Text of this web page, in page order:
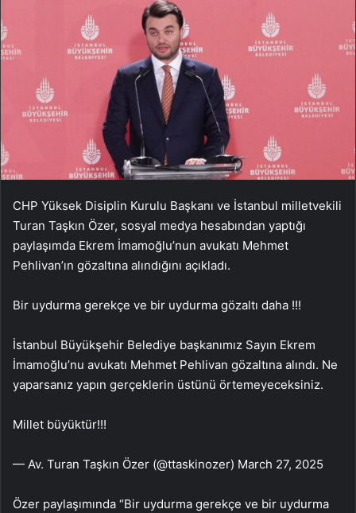
CHP Yüksek Disiplin Kurulu Başkanı ve İstanbul milletvekili
Turan Taşkın Özer, sosyal medya hesabından yaptığı
paylaşımda Ekrem İmamoğlu’nun avukatı Mehmet
Pehlivan’ın gözaltına alındığını açıkladı.
Bir uydurma gerekçe ve bir uydurma gözaltı daha !!!
İstanbul Büyükşehir Belediye başkanımız Sayın Ekrem
İmamoğlu’nu avukatı Mehmet Pehlivan gözaltına alındı. Ne
yaparsanız yapın gerçeklerin üstünü örtemeyeceksiniz.
Millet büyüktür!!!
— Av. Turan Taşkın Özer (@ttaskinozer) March 27, 2025
Özer paylaşımında “Bir uydurma gerekçe ve bir uydurma